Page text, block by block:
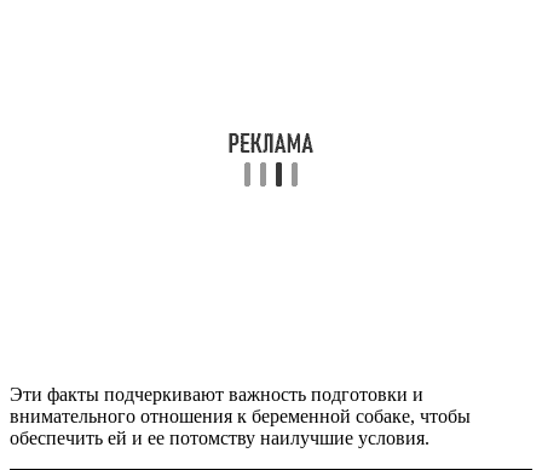
Эти факты подчеркивают важность подготовки и
внимательного отношения к беременной собаке, чтобы
обеспечить ей и ее потомству наилучшие условия.